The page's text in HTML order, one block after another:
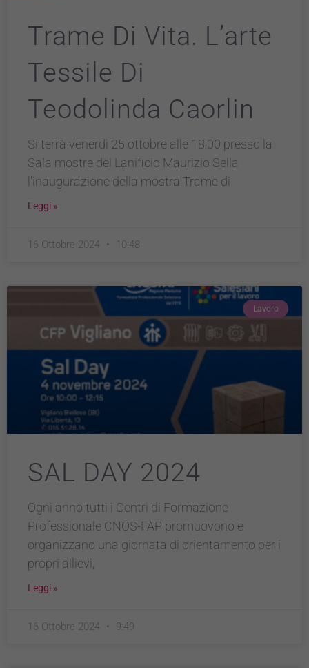
Trame Di Vita. L’arte
Tessile Di
Teodolinda Caorlin
Si terrà venerdì 25 ottobre alle 18:00 presso la
Sala mostre del Lanificio Maurizio Sella
l’inaugurazione della mostra Trame di
Leggi »
16 Ottobre 2024 10:48
Lavoro
SAL DAY 2024
Ogni anno tutti i Centri di Formazione
Professionale CNOS-FAP promuovono e
organizzano una giornata di orientamento per i
propri allievi,
Leggi »
16 Ottobre 2024 9:49